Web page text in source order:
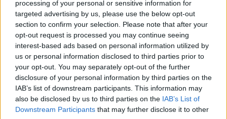
processing of your personal or sensitive information for
targeted advertising by us, please use the below opt-out
section to confirm your selection. Please note that after your
opt-out request is processed you may continue seeing
interest-based ads based on personal information utilized by
us or personal information disclosed to third parties prior to
your opt-out. You may separately opt-out of the further
disclosure of your personal information by third parties on the
IAB’s list of downstream participants. This information may
also be disclosed by us to third parties on the IAB’s List of
Downstream Participants that may further disclose it to other
ασκώντας με αυτόν τον τρόπο κριτική στη βασιλική τάξη.
Ακόμα και η σάτιρα, που μπορεί να φαίνεται ελαφρύ θέαμα,
είχε πάντα ως στόχο να ταρακουνήσει και διέθετε καθαρό
πολιτικό περιεχόμενο. Οπότε ναι, και η επιλογή της
“αποχαύνωσης” ή του ελαφρού θεάματος είναι μια πολιτική
πράξη που, έστω και με την άρνησή της να πάρει θέση,
σπρώχνει προς μια κατεύθυνση.’»
Για το τέλος, το γεγονός ότι έφτασε ο ίδιος μέχρι εδώ το
θεωρεί θέμα τύχης, ενστίκτου ή πλάνου;«Νομίζω ήταν λίγο
απ' όλα. Προφανώς παίζει ρόλο το ένστικτο στις επιλογές,
αλλά χρειάζεται και η τύχη, γιατί πρέπει, για παράδειγμα, να